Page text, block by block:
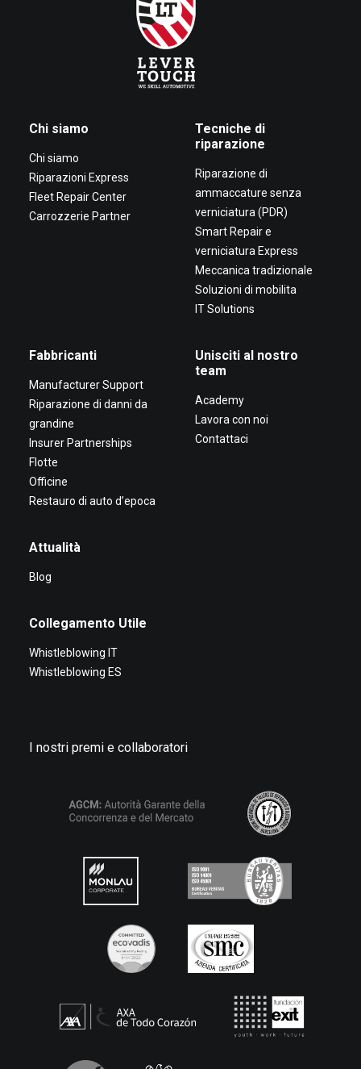
Chi siamo
Chi siamo
Riparazioni Express
Fleet Repair Center
Carrozzerie Partner
Tecniche di
riparazione
Riparazione di
ammaccature senza
verniciatura (PDR)
Smart Repair e
verniciatura Express
Meccanica tradizionale
Soluzioni di mobilita
IT Solutions
Fabbricanti
Manufacturer Support
Riparazione di danni da
grandine
Insurer Partnerships
Flotte
Officine
Restauro di auto d’epoca
Unisciti al nostro
team
Academy
Lavora con noi
Contattaci
Attualità
Blog
Collegamento Utile
Whistleblowing IT
Whistleblowing ES
I nostri premi e collaboratori